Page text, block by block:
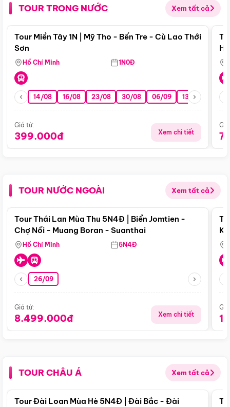
TOUR TRONG NƯỚC Xem tất cả
Điểm nổi bật
Tour Miền Tây 1N | Mỹ Tho - Bến Tre - Cù Lao Thới
Sơn
Hồ Chí Minh 1N0Đ
14/08 16/08 23/08 30/08 06/09 13/09 20/09
Giá từ:
399.000đ Xem chi tiết
TOUR NƯỚC NGOÀI Xem tất cả
Điểm nổi bật
Tour Thái Lan Mùa Thu 5N4Đ | Biển Jomtien -
Chợ Nổi - Muang Boran - Suanthai
Hồ Chí Minh 5N4Đ
26/09
Giá từ:
8.499.000đ Xem chi tiết
TOUR CHÂU Á Xem tất cả
Điểm nổi bật
Tour Đài Loan Mùa Hè 5N4Đ | Đài Bắc - Đài